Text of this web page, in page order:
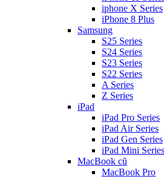
iphone X Series
iPhone 8 Plus
Samsung
S25 Series
S24 Series
S23 Series
S22 Series
A Series
Z Series
iPad
iPad Pro Series
iPad Air Series
iPad Gen Series
iPad Mini Series
MacBook cũ
MacBook Pro